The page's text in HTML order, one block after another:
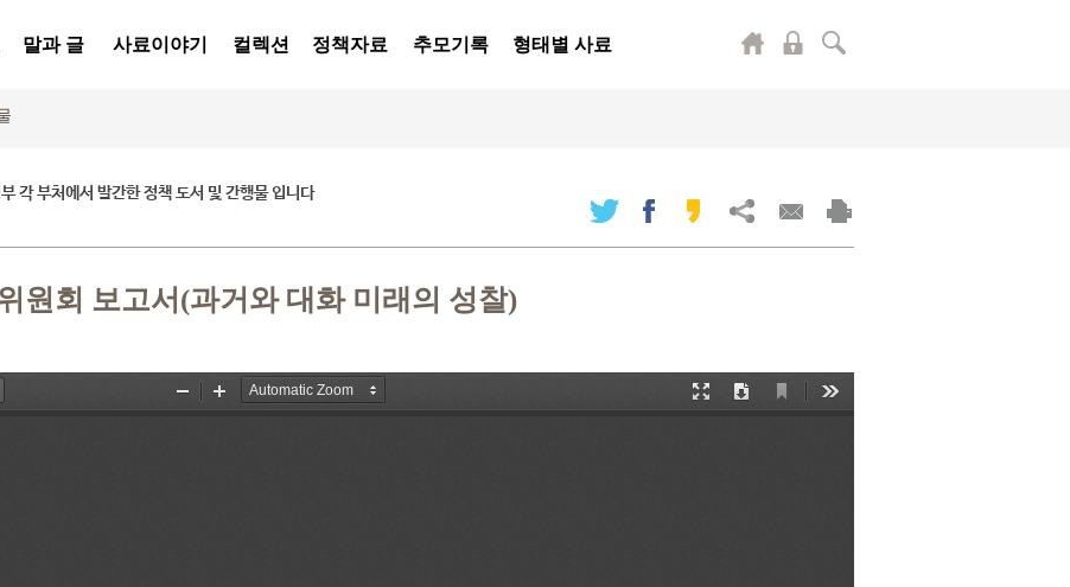
말과 글 사료이야기 컬렉션 정책자료 추모기록 형태별 사료
각 부처에서 발간한 정책 도서 및 간행물 입니다
원회 보고서(과거와 대화 미래의 성찰)